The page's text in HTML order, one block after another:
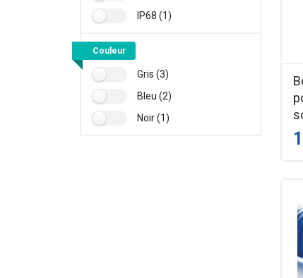
IP68 (1)
Couleur
Gris (3)
Bleu (2)
Noir (1)